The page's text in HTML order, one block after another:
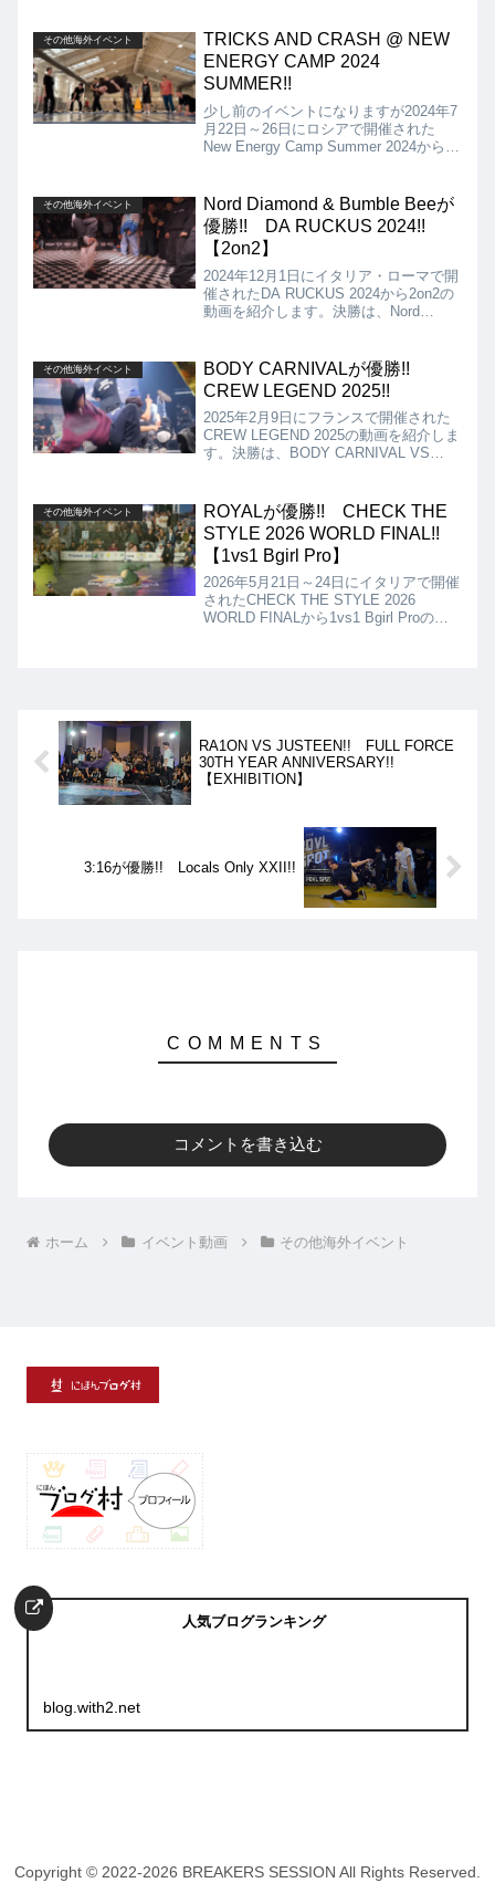
その他海外イベント
TRICKS AND CRASH @ NEW
ENERGY CAMP 2024
SUMMER!!
少し前のイベントになりますが2024年7
月22日～26日にロシアで開催された
New Energy Camp Summer 2024から
こちらもハイレベルなサイファーとなっ
ていますので、ぜひご覧ください!!
その他海外イベント
Nord Diamond & Bumble Beeが
優勝!! DA RUCKUS 2024!!
【2on2】
2024年12月1日にイタリア・ローマで開
催されたDA RUCKUS 2024から2on2の
動画を紹介します。決勝は、Nord
& Bumble Beeが優勝となりました!!
その他海外イベント
BODY CARNIVALが優勝!!
CREW LEGEND 2025!!
2025年2月9日にフランスで開催された
CREW LEGEND 2025の動画を紹介しま
す。決勝は、BODY CARNIVAL VS
その他海外イベント
ROYALが優勝!! CHECK THE
STYLE 2026 WORLD FINAL!!
【1vs1 Bgirl Pro】
2026年5月21日～24日にイタリアで開催
されたCHECK THE STYLE 2026
WORLD FINALから1vs1 Bgirl Proの動
RA1ON VS JUSTEEN!! FULL FORCE
30TH YEAR ANNIVERSARY!!
【EXHIBITION】
3:16が優勝!! Locals Only XXII!!
コメントを書き込む
ホーム イベント動画 その他海外イベント
人気ブログランキング
blog.with2.net
Copyright © 2022-2026 BREAKERS SESSION All Rights Reserved.